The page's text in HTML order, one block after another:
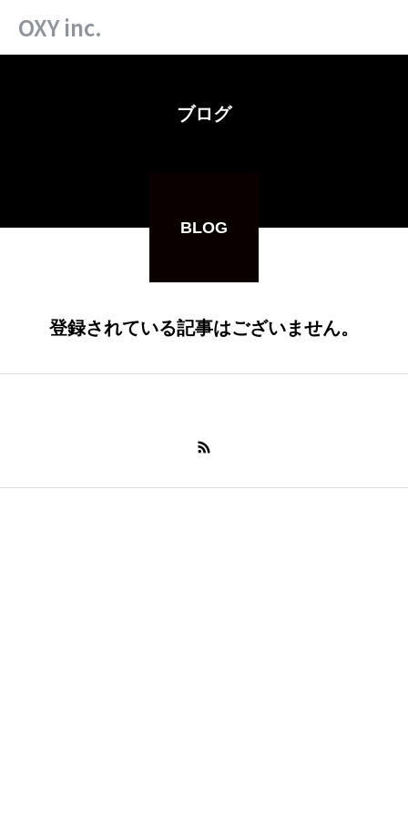
OXY inc.
ブログ
BLOG
登録されている記事はございません。